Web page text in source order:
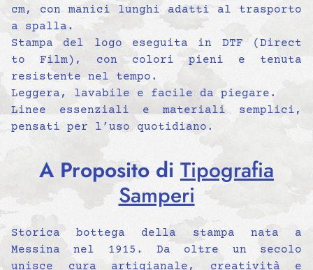
cm, con manici lunghi adatti al trasporto
a spalla.
Stampa del logo eseguita in DTF (Direct
to Film), con colori pieni e tenuta
resistente nel tempo.
Leggera, lavabile e facile da piegare.
Linee essenziali e materiali semplici,
pensati per l’uso quotidiano.
A Proposito di Tipografia
Samperi
Storica bottega della stampa nata a
Messina nel 1915. Da oltre un secolo
unisce cura artigianale, creatività e